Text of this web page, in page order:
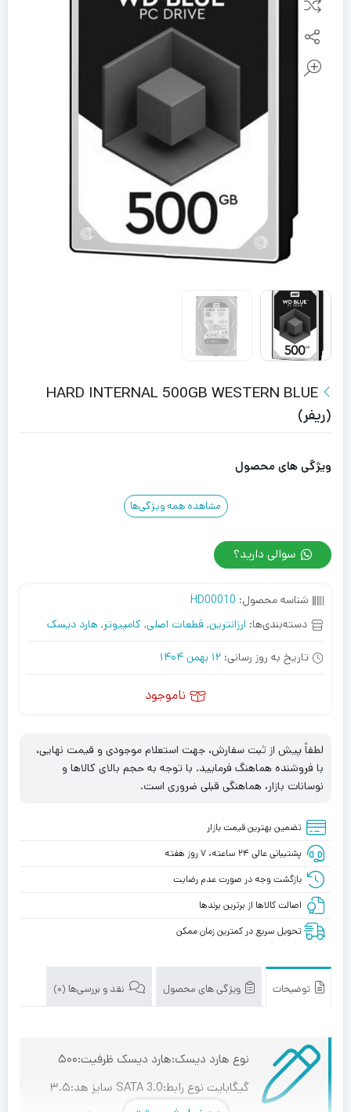
HARD INTERNAL 500GB WESTERN BLUE
(ریفر)
ویژگی های محصول
مشاهده همه ویژگی‌ها
سوالی دارید؟
شناسه محصول: HD00010
دسته‌بندی‌ها: ارزانترین, قطعات اصلی, کامپیوتر, هارد دیسک
تاریخ به روز رسانی: 12 بهمن 1404
ناموجود
لطفاً پیش از ثبت سفارش، جهت استعلام موجودی و قیمت نهایی،
با فروشنده هماهنگ فرمایید. با توجه به حجم بالای کالاها و
نوسانات بازار، هماهنگی قبلی ضروری است.
تضمین بهترین قیمت بازار
پشتیبانی عالی ۲۴ ساعته، ۷ روز هفته
بازگشت وجه در صورت عدم رضایت
اصالت کالاها از برترین برندها
تحویل سریع در کمترین زمان ممکن
توضیحات ویژگی های محصول نقد و بررسی‌ها (0)
نوع هارد دیسک:هارد دیسک ظرفیت:۵۰۰
گیگابایت نوع رابط:SATA 3.0 سایز هد:۳.۵